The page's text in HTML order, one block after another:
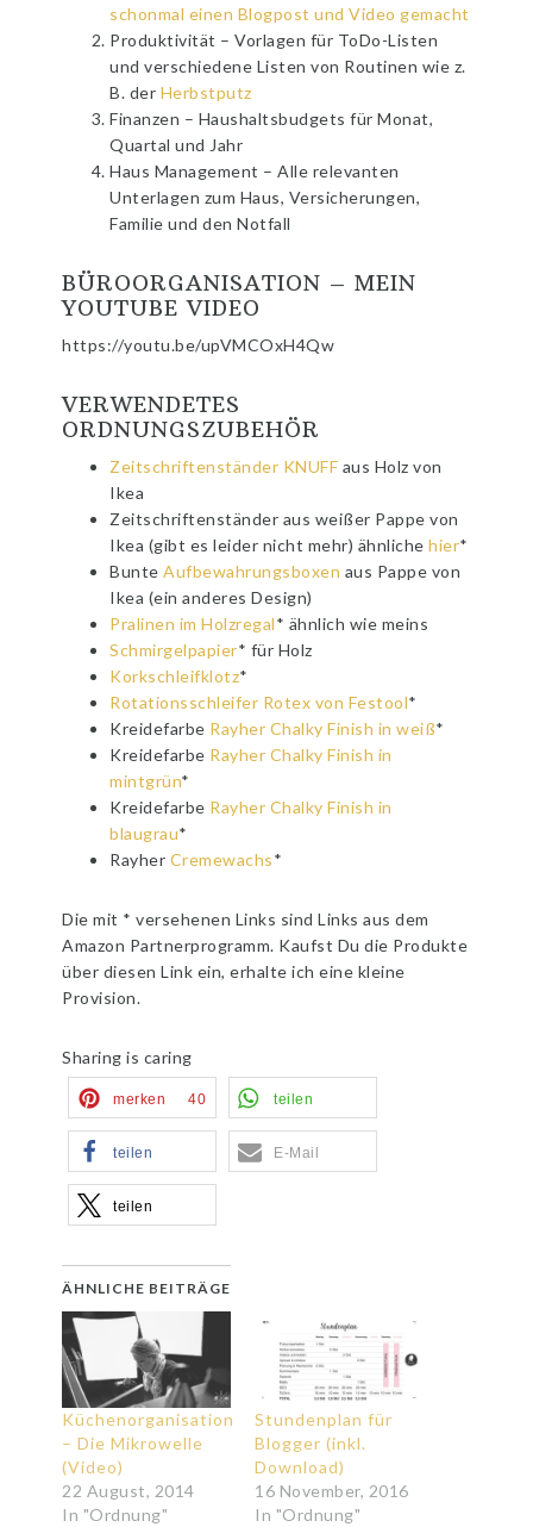
schonmal einen Blogpost und Video gemacht
Produktivität – Vorlagen für ToDo-Listen
und verschiedene Listen von Routinen wie z.
B. der Herbstputz
Finanzen – Haushaltsbudgets für Monat,
Quartal und Jahr
Haus Management – Alle relevanten
Unterlagen zum Haus, Versicherungen,
Familie und den Notfall
BÜROORGANISATION – MEIN
YOUTUBE VIDEO
https://youtu.be/upVMCOxH4Qw
VERWENDETES
ORDNUNGSZUBEHÖR
Zeitschriftenständer KNUFF aus Holz von
Ikea
Zeitschriftenständer aus weißer Pappe von
Ikea (gibt es leider nicht mehr) ähnlichehier*
BunteAufbewahrungsboxen aus Pappe von
Ikea (ein anderes Design)
Pralinen im Holzregal* ähnlich wie meins
Schmirgelpapier* für Holz
Korkschleifklotz*
Rotationsschleifer Rotex von Festool*
Kreidefarbe Rayher Chalky Finish in weiß*
Kreidefarbe Rayher Chalky Finish in
mintgrün*
Kreidefarbe Rayher Chalky Finish in
blaugrau*
Rayher Cremewachs*
Die mit * versehenen Links sind Links aus dem
Amazon Partnerprogramm. Kaufst Du die Produkte
über diesen Link ein, erhalte ich eine kleine
Provision.
Sharing is caring
merken 40 teilen
teilen E-Mail
teilen
ÄHNLICHE BEITRÄGE
Küchenorganisation
– Die Mikrowelle
(Video)
22 August, 2014
In "Ordnung"
Stundenplan für
Blogger (inkl.
Download)
16 November, 2016
In "Ordnung"